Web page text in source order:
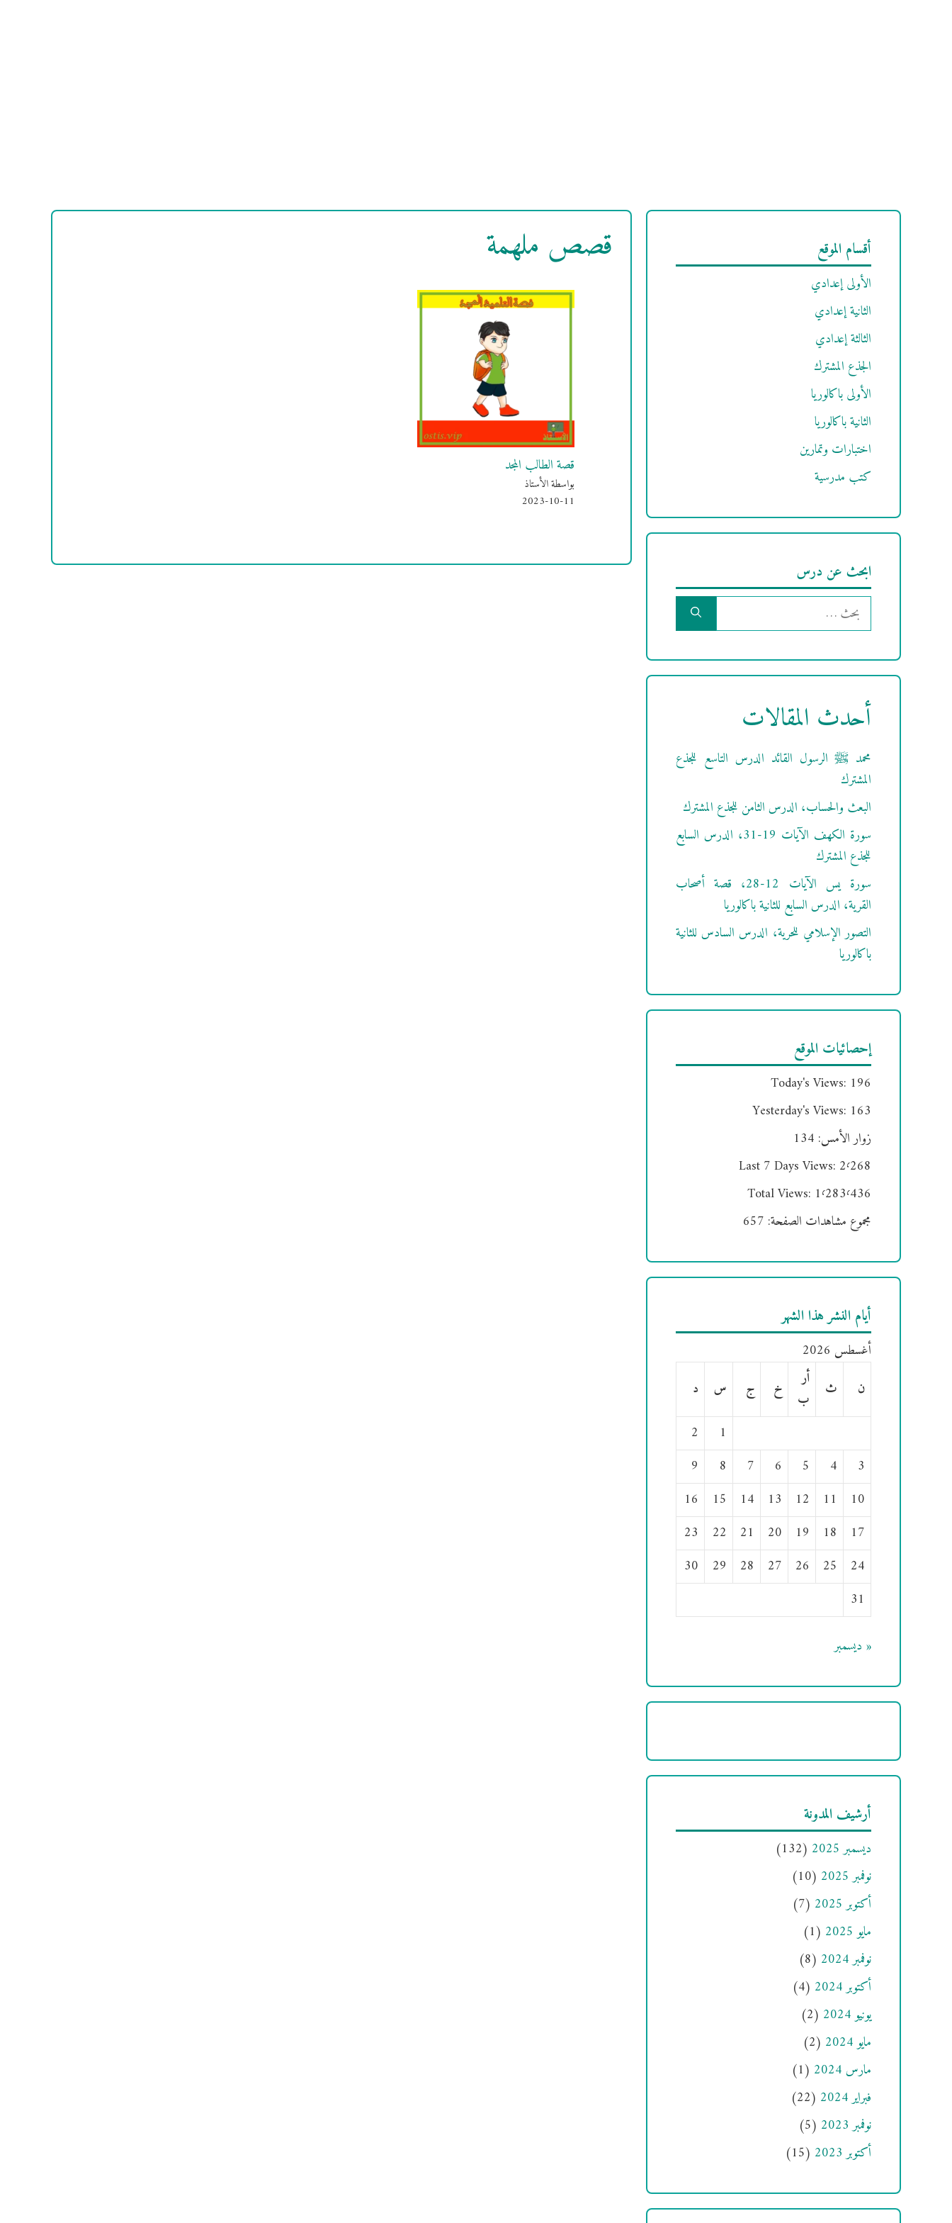
قصص ملهمة
قصة الطالب المجد
بواسطة الأستاذ
2023-10-11
أقسام الموقع
الأولى إعدادي
الثانية إعدادي
الثالثة إعدادي
الجذع المشترك
الأولى باكالوريا
الثانية باكالوريا
اختبارات وتمارين
كتب مدرسية
ابحث عن درس
البحث
عن:
أحدث المقالات
محمد ﷺ الرسول القائد الدرس التاسع للجذع
المشترك
البعث والحساب، الدرس الثامن للجذع المشترك
سورة الكهف الآيات 19-31، الدرس السابع
للجذع المشترك
سورة يس الآيات 12-28، قصة أصحاب
القرية، الدرس السابع للثانية باكالوريا
التصور الإسلامي للحرية، الدرس السادس للثانية
باكالوريا
إحصائيات الموقع
Today's Views: 196
Yesterday's Views: 163
زوار الأمس: 134
Last 7 Days Views: 2٬268
Total Views: 1٬283٬436
مجموع مشاهدات الصفحة: 657
أيام النشر هذا الشهر
أغسطس 2026
ن
ث
أر
ب
خ ج س
د
1
2
3
4
5
6
7
8
9
10
11
12
13
14
15
16
17
18
19
20
21
22
23
24
25
26
27
28
29
30
31
« ديسمبر
أرشيف المدونة
ديسمبر 2025
(132)
نوفمبر 2025
(10)
أكتوبر 2025
(7)
مايو 2025
(1)
نوفمبر 2024
(8)
أكتوبر 2024
(4)
يونيو 2024
(2)
مايو 2024
(2)
مارس 2024
(1)
فبراير 2024
(22)
نوفمبر 2023
(5)
أكتوبر 2023
(15)